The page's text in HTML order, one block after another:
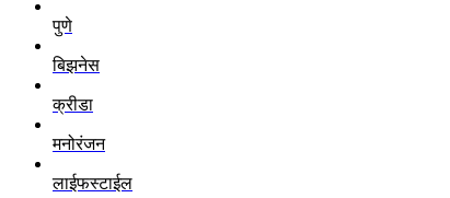
पुणे
बिझनेस
क्रीडा
मनोरंजन
लाईफस्टाईल